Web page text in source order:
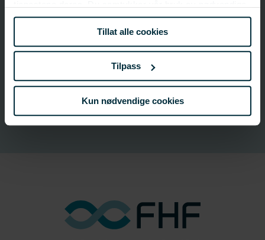
informasjonskapsler ved å bruke nettstedet vårt.
Tillat alle cookies
Tilpass
Kun nødvendige cookies
Sluttdato: 31.12.2003
Fagfelt:Felles satsingsområder;Marint restråstoff
FHF